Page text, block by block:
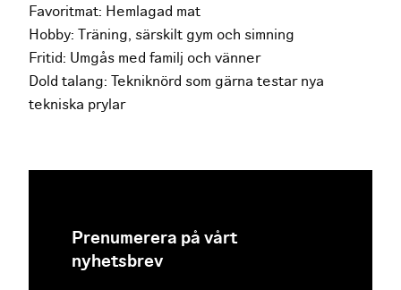
Favoritmat: Hemlagad mat
Hobby: Träning, särskilt gym och simning
Fritid: Umgås med familj och vänner
Dold talang: Tekniknörd som gärna testar nya
tekniska prylar
Prenumerera på vårt
nyhetsbrev